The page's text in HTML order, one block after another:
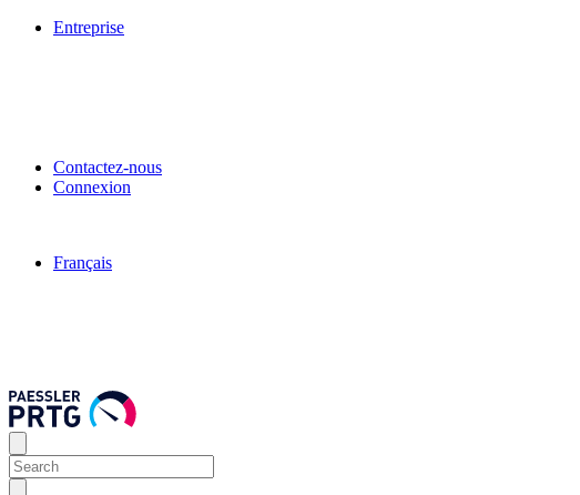
Entreprise
Contactez-nous
Connexion
Français